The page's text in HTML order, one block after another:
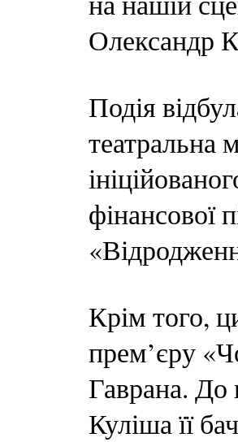
Олександр
Подія
театральна
фінансової
Крім того,
прем’єру
Гаврана. До
Куліша її